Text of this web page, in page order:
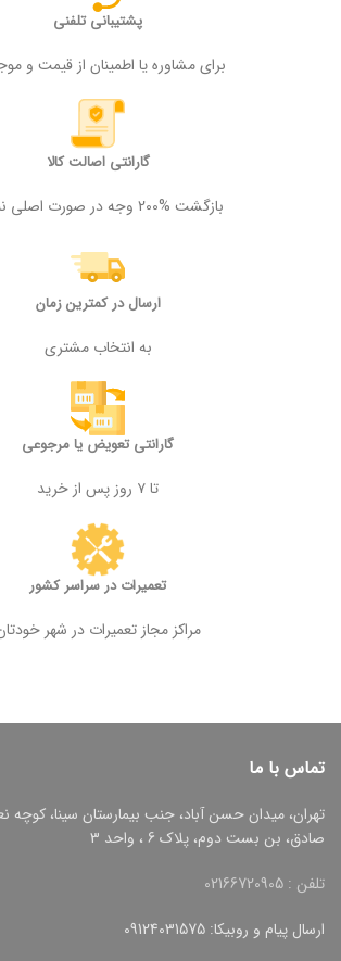
پشتیبانی تلفنی
برای مشاوره یا اطمینان از قیمت و
گارانتی اصالت کالا
بازگشت %200 وجه در صورت اصلی نبودن
ارسال در کمترین زمان
به انتخاب مشتری
گارانتی تعویض یا مرجوعی
تا ۷ روز پس از خرید
تعمیرات در سراسر کشور
مراکز مجاز تعمیرات در شهر
تماس با ما
تهران، میدان حسن آباد، جنب بیمارستان سینا، کوچه
صادق، بن بست دوم، پلاک 6 ، واحد 3
تلفن : 02166720905
ارسال پیام و روبیکا: 09124031575